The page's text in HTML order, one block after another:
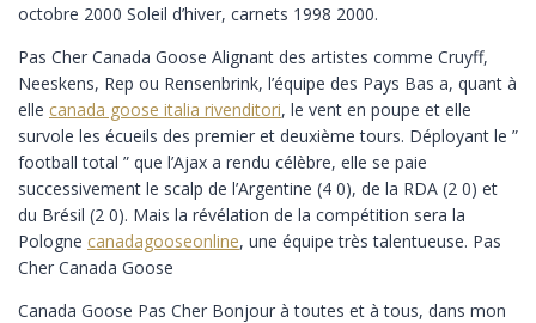
octobre 2000 Soleil d’hiver, carnets 1998 2000.
Pas Cher Canada Goose Alignant des artistes comme Cruyff,
Neeskens, Rep ou Rensenbrink, l’équipe des Pays Bas a, quant à
elle canada goose italia rivenditori, le vent en poupe et elle
survole les écueils des premier et deuxième tours. Déployant le ”
football total ” que l’Ajax a rendu célèbre, elle se paie
successivement le scalp de l’Argentine (4 0), de la RDA (2 0) et
du Brésil (2 0). Mais la révélation de la compétition sera la
Pologne canadagooseonline, une équipe très talentueuse. Pas
Cher Canada Goose
Canada Goose Pas Cher Bonjour à toutes et à tous, dans mon